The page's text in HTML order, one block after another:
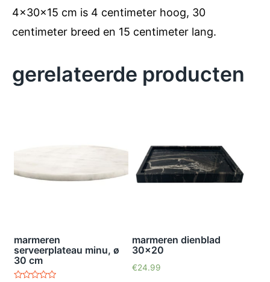
4x30x15 cm is 4 centimeter hoog, 30
centimeter breed en 15 centimeter lang.
gerelateerde producten
marmeren
serveerplateau minu, ø
30 cm
marmeren dienblad
30×20
€24.99